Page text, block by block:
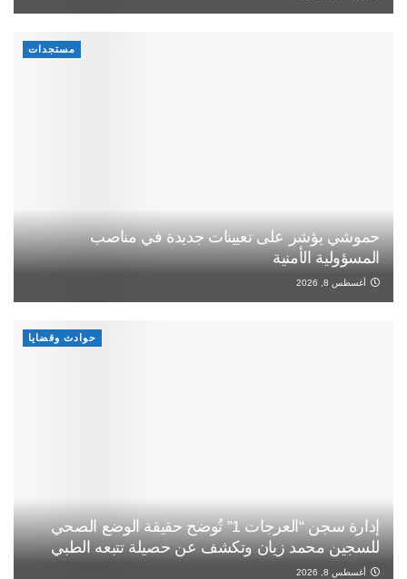
مستجدات
حموشي يؤشر على تعيينات جديدة في مناصب
المسؤولية الأمنية
أغسطس 8, 2026
حوادث وقضايا
إدارة سجن “العرجات 1” تُوضح حقيقة الوضع الصحي
للسجين محمد زيان وتكشف عن حصيلة تتبعه الطبي
أغسطس 8, 2026